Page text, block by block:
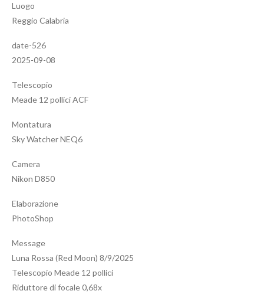
Luogo
Reggio Calabria
date-526
2025-09-08
Telescopio
Meade 12 pollici ACF
Montatura
Sky Watcher NEQ6
Camera
Nikon D850
Elaborazione
PhotoShop
Message
Luna Rossa (Red Moon) 8/9/2025
Telescopio Meade 12 pollici
Riduttore di focale 0,68x